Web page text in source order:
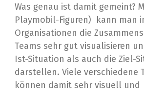
Was genau ist damit gemeint?
Playmobil-Figuren) kann man
Organisationen die
Teams sehr gut visualisieren
Ist-Situation als auch die Ziel-
darstellen. Viele verschiedene
können damit sehr visuell und